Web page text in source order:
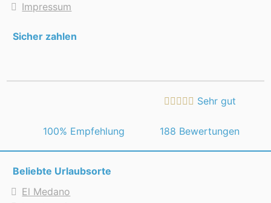
Impressum
Sicher zahlen
Sehr gut
100% Empfehlung 188 Bewertungen
Beliebte Urlaubsorte
El Medano